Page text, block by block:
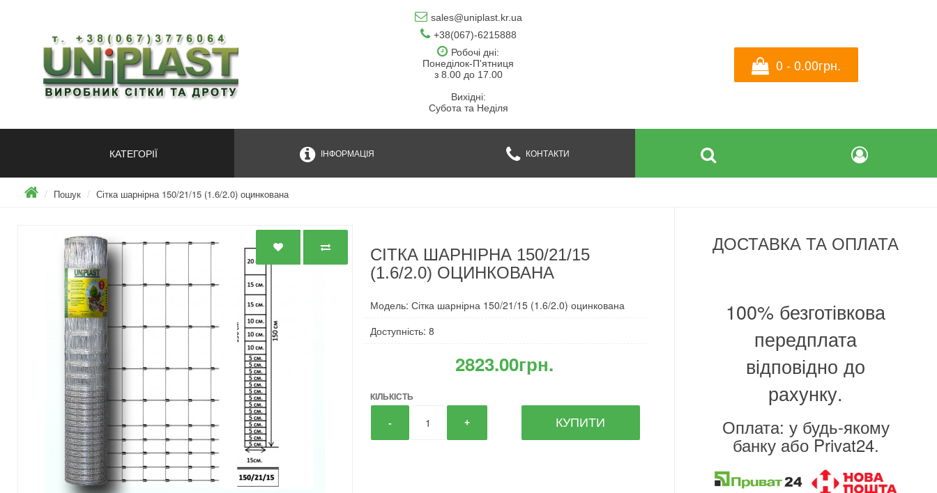
sales@uniplast.kr.ua
+38(067)-6215888
Робочі дні:
Понеділок-П'ятниця
з 8.00 до 17.00
Вихідні:
Субота та Неділя
0 - 0.00грн.
КАТЕГОРІЇ ІНФОРМАЦІЯ КОНТАКТИ
Пошук Сітка шарнірна 150/21/15 (1.6/2.0) оцинкована
СІТКА ШАРНІРНА 150/21/15
(1.6/2.0) ОЦИНКОВАНА
Модель: Сітка шарнірна 150/21/15 (1.6/2.0) оцинкована
Доступність: 8
2823.00грн.
КІЛЬКІСТЬ
- + КУПИТИ
ДОСТАВКА ТА ОПЛАТА
100% безготівкова
передплата
відповідно до
рахунку.
Оплата: у будь-якому
банку або Privat24.